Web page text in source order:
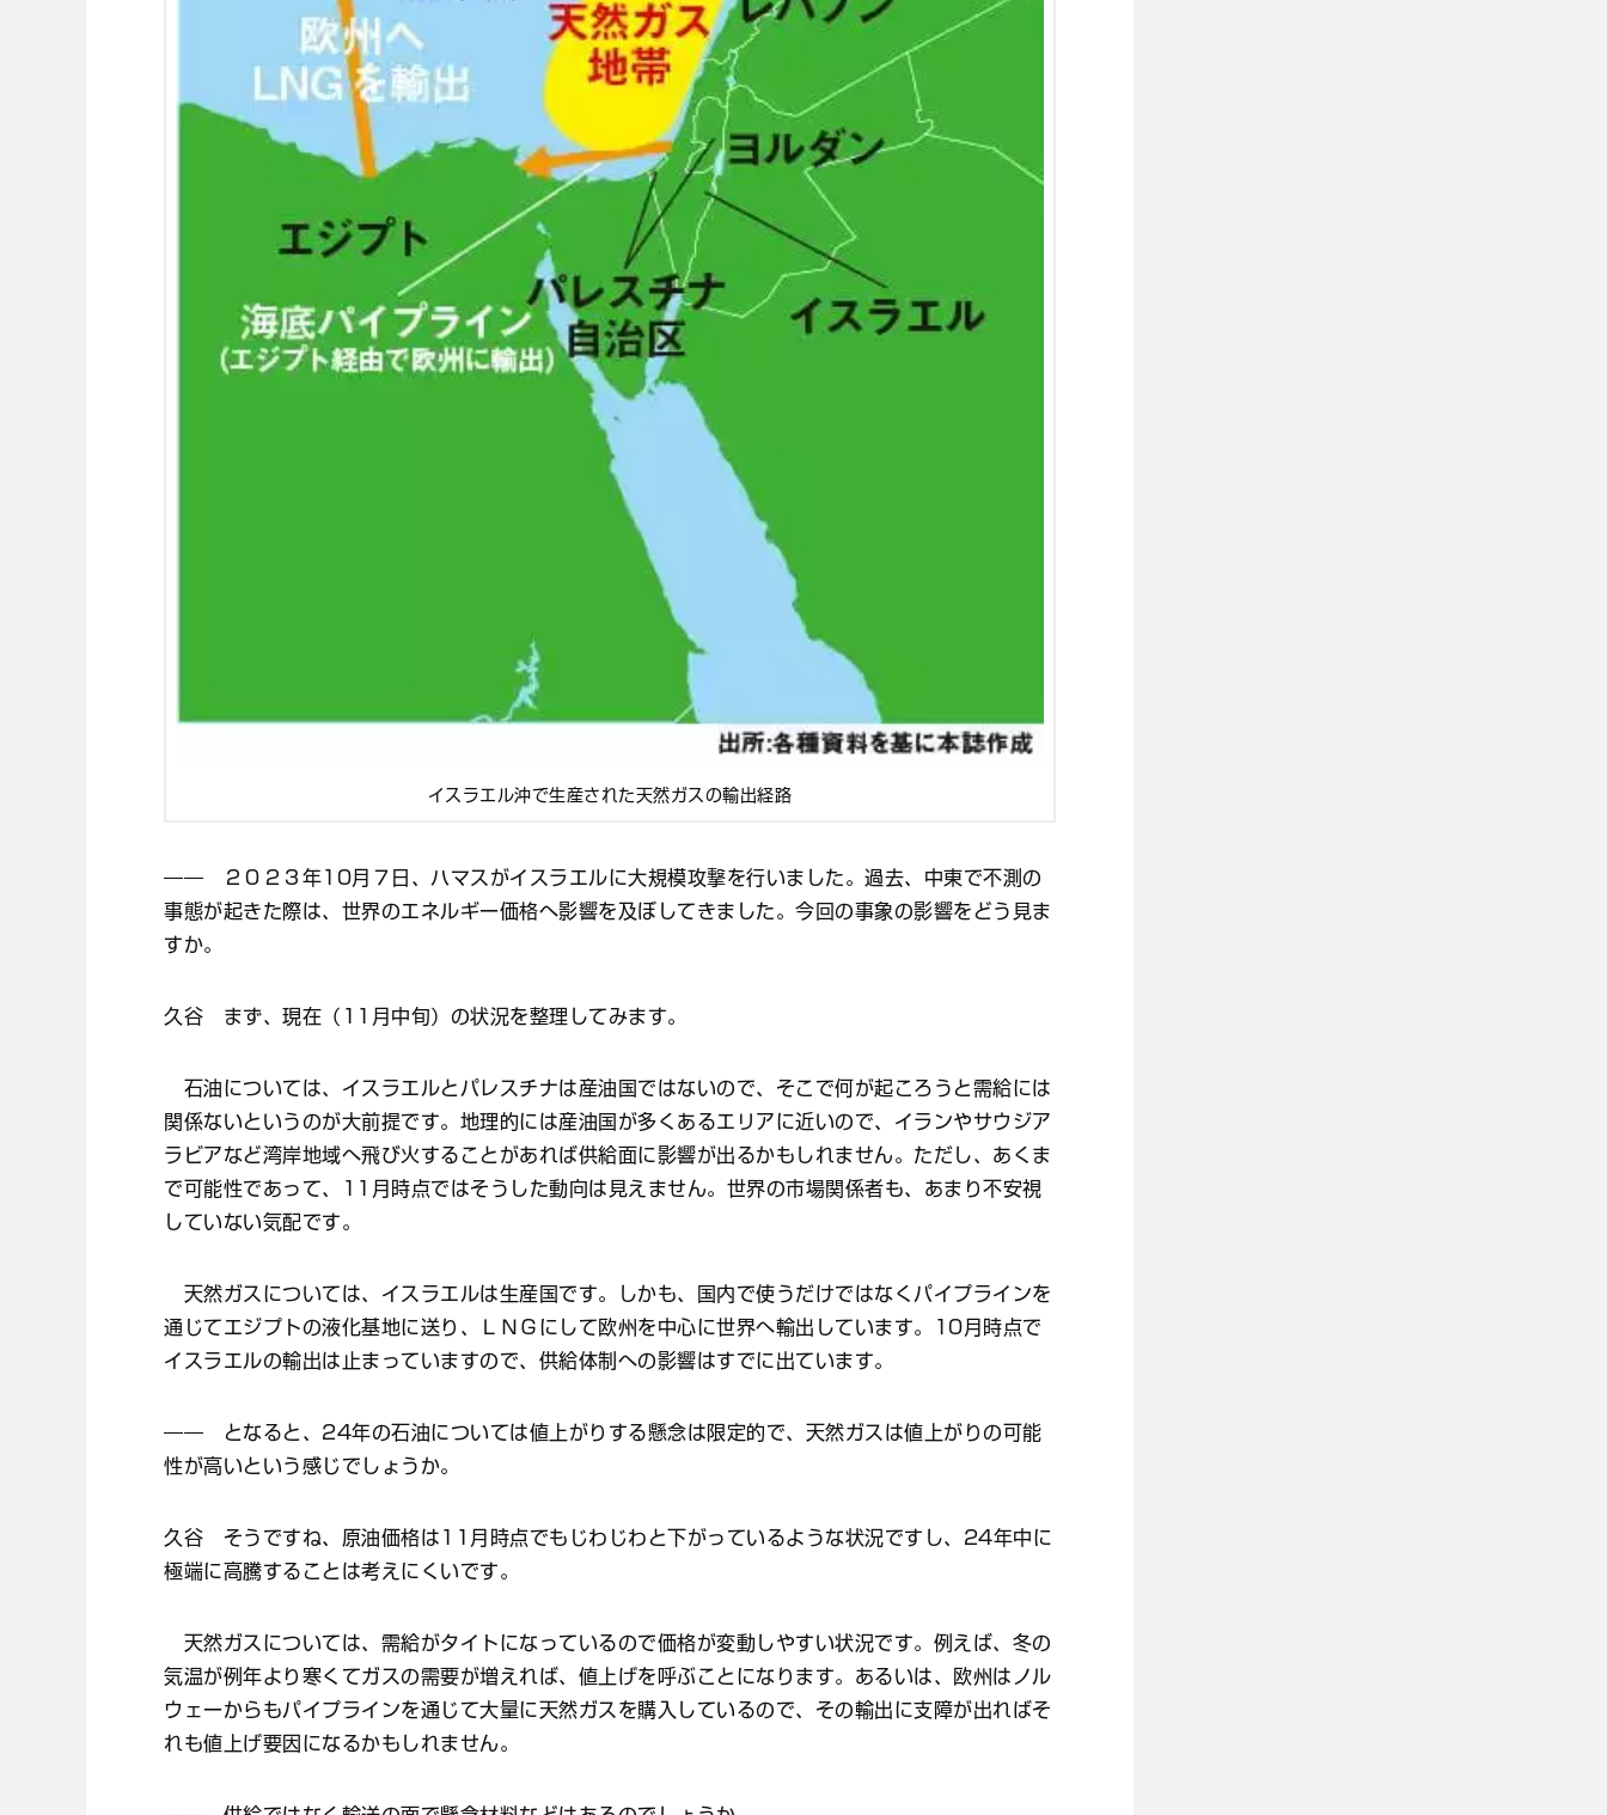
イスラエル沖で生産された天然ガスの輸出経路
―― ２０２３年10月７日、ハマスがイスラエルに大規模攻撃を行いました。過去、中東で不測の
事態が起きた際は、世界のエネルギー価格へ影響を及ぼしてきました。今回の事象の影響をどう見ま
すか。
久谷 まず、現在（11月中旬）の状況を整理してみます。
石油については、イスラエルとパレスチナは産油国ではないので、そこで何が起ころうと需給には
関係ないというのが大前提です。地理的には産油国が多くあるエリアに近いので、イランやサウジア
ラビアなど湾岸地域へ飛び火することがあれば供給面に影響が出るかもしれません。ただし、あくま
で可能性であって、11月時点ではそうした動向は見えません。世界の市場関係者も、あまり不安視
していない気配です。
天然ガスについては、イスラエルは生産国です。しかも、国内で使うだけではなくパイプラインを
通じてエジプトの液化基地に送り、ＬＮＧにして欧州を中心に世界へ輸出しています。10月時点で
イスラエルの輸出は止まっていますので、供給体制への影響はすでに出ています。
―― となると、24年の石油については値上がりする懸念は限定的で、天然ガスは値上がりの可能
性が高いという感じでしょうか。
久谷 そうですね、原油価格は11月時点でもじわじわと下がっているような状況ですし、24年中に
極端に高騰することは考えにくいです。
天然ガスについては、需給がタイトになっているので価格が変動しやすい状況です。例えば、冬の
気温が例年より寒くてガスの需要が増えれば、値上げを呼ぶことになります。あるいは、欧州はノル
ウェーからもパイプラインを通じて大量に天然ガスを購入しているので、その輸出に支障が出ればそ
れも値上げ要因になるかもしれません。